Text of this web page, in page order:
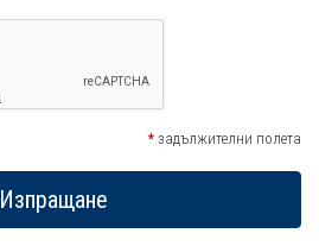
* задължителни полета
Изпращане